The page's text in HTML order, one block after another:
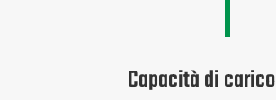
Capacità di carico